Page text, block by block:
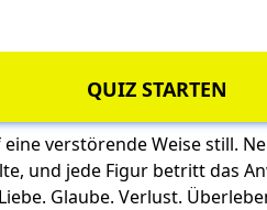
QUIZ STARTEN
verstörende Weise still.
und jede Figur betritt das
Glaube. Verlust.